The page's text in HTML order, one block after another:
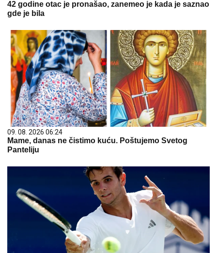
42 godine otac je pronašao, zanemeo je kada je saznao
gde je bila
09. 08. 2026 06:24
Mame, danas ne čistimo kuću. Poštujemo Svetog
Panteliju